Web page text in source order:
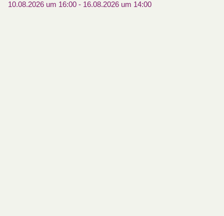
10.08.2026 um 16:00- 16.08.2026 um 14:00